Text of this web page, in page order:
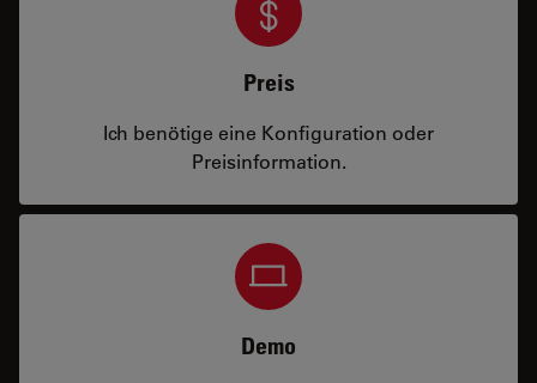
Preis
Ich benötige eine Konfiguration oder
Preisinformation.
Demo